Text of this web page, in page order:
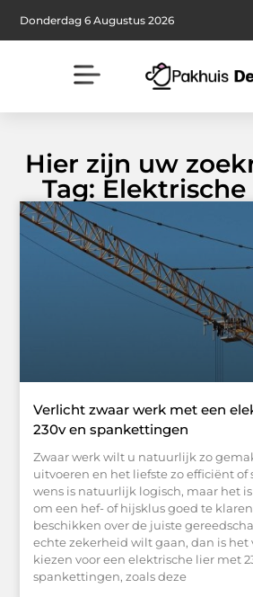
Donderdag 6 Augustus 2026
Hier zijn uw
Tag:
Verlicht zwaar werk met een
230v en spankettingen
Zwaar werk wilt u natuurlijk zo
uitvoeren en het liefste zo efficiënt
wens is natuurlijk logisch, maar het
om een hef- of hijsklus goed te
beschikken over de juiste
echte zekerheid wilt gaan, dan is het
kiezen voor een elektrische lier met
spankettingen, zoals deze